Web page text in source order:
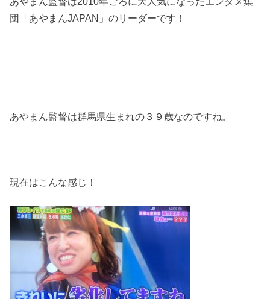
団「あやまんJAPAN 」のリーダーです！
あやまん監督は群馬県生まれの３９歳なのですね。
現在はこんな感じ！